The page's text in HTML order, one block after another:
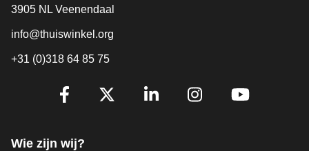
3905 NL Veenendaal
info@thuiswinkel.org
+31 (0)318 64 85 75
Volg je ons al?
Wie zijn wij?